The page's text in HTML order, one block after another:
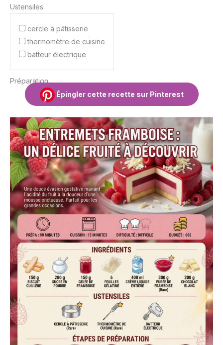
Ustensiles
cercle à pâtisserie
thermomètre de cuisine
batteur électrique
Préparation
Épingler cette recette sur Pinterest